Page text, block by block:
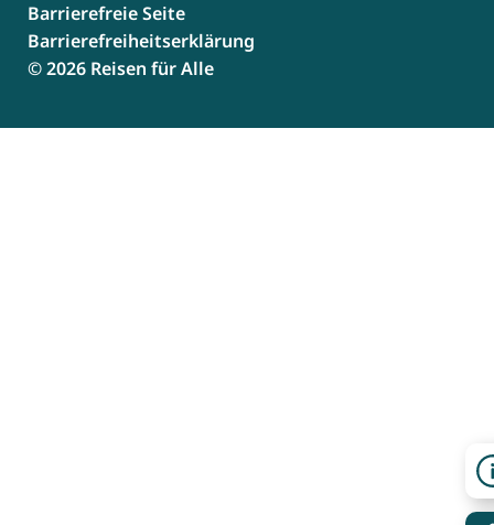
© 2026 Reisen für Alle
Barrierefreie Seite
Barrierefreiheitserklärung